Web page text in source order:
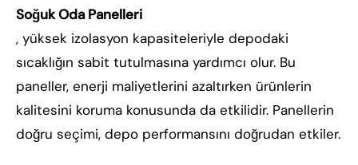
Soğuk Oda Panelleri
, yüksek izolasyon kapasiteleriyle depodaki
sıcaklığın sabit tutulmasına yardımcı olur. Bu
paneller, enerji maliyetlerini azaltırken ürünlerin
kalitesini koruma konusunda da etkilidir. Panellerin
doğru seçimi, depo performansını doğrudan etkiler.